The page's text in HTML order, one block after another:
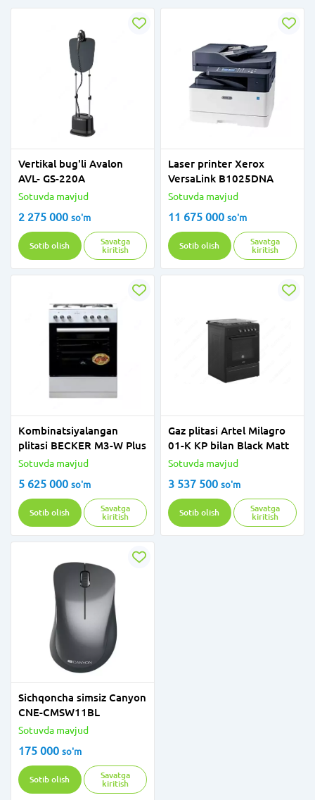
Vertikal bug'li Avalon
AVL- GS-220A
Sotuvda mavjud
2 275 000 so'm
Sotib olish
Savatga
kiritish
Laser printer Xerox
VersaLink B1025DNA
Sotuvda mavjud
11 675 000 so'm
Sotib olish
Savatga
kiritish
Kombinatsiyalangan
plitasi BECKER M3-W Plus
Sotuvda mavjud
5 625 000 so'm
Sotib olish
Savatga
kiritish
Gaz plitasi Artel Milagro
01-K KP bilan Black Matt
Sotuvda mavjud
3 537 500 so'm
Sotib olish
Savatga
kiritish
Sichqoncha simsiz Canyon
CNE-CMSW11BL
Sotuvda mavjud
175 000 so'm
Sotib olish
Savatga
kiritish